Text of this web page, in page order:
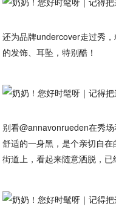
还为品牌undercover走过秀
的发饰、耳坠，特别酷！
别看@annavonrueden在秀
舒适的一身黑，是个亲切自
街道上，看起来随意洒脱，已